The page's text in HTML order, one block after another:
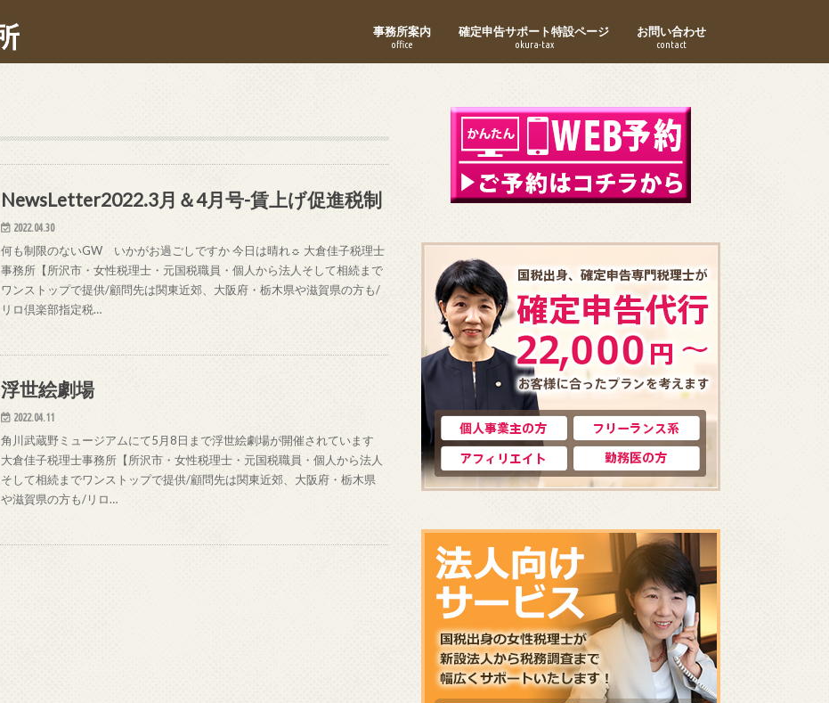
事務所案内
office
確定申告サポート特設ページ
okura-tax
お問い合わせ
contact
NewsLetter2022.3月＆4月号-賃上げ促進税制
2022.04.30
何も制限のないGW いかがお過ごしですか 今日は晴れ☼ 大倉佳子税理士
事務所【所沢市・女性税理士・元国税職員・個人から法人そして相続まで
ワンストップで提供/顧問先は関東近郊、大阪府・栃木県や滋賀県の方も/
リロ倶楽部指定税…
浮世絵劇場
2022.04.11
角川武蔵野ミュージアムにて5月8日まで浮世絵劇場が開催されています
大倉佳子税理士事務所【所沢市・女性税理士・元国税職員・個人から法人
そして相続までワンストップで提供/顧問先は関東近郊、大阪府・栃木県
や滋賀県の方も/リロ…